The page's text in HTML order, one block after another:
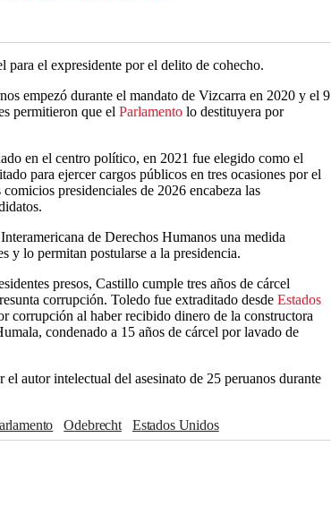
para el expresidente por el delito de cohecho.
empezó durante el mandato de Vizcarra en 2020 y el 9
permitieron que el Parlamento lo destituyera por
en el centro político, en 2021 fue elegido como el
para ejercer cargos públicos en tres ocasiones por el
presidenciales de 2026 encabeza las
de Derechos Humanos una medida
y lo permitan postularse a la presidencia.
presos, Castillo cumple tres años de cárcel
corrupción. Toledo fue extraditado desde Estados
corrupción al haber recibido dinero de la constructora
condenado a 15 años de cárcel por lavado de
autor intelectual del asesinato de 25 peruanos durante
Odebrecht Estados Unidos